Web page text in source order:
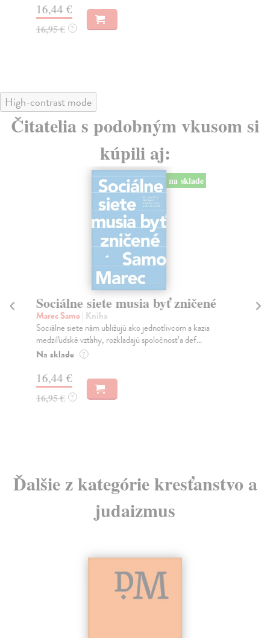
16,44 €
16,95 € ?
High-contrast mode
Čitatelia s podobným vkusom si
kúpili aj:
na sklade
Sociálne siete musia byť zničené
Marec Samo| Kniha
Sociálne siete nám ubližujú ako jednotlivcom a kazia
medziľudské vzťahy, rozkladajú spoločnosť a def...
Na sklade ?
16,44 €
16,95 € ?
Ďalšie z kategórie kresťanstvo a
judaizmus